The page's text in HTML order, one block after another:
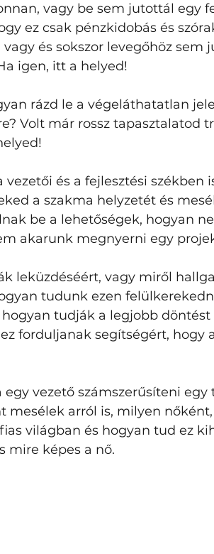
vagy be sem jutottál egy
ez csak pénzkidobás és
és sokszor levegőhöz sem
igen, itt a helyed!
rázd le a végeláthatatlan
Volt már rossz tapasztalatod
és a fejlesztési székben
a szakma helyzetét és
be a lehetőségek, hogyan
akarunk megnyerni egy
leküzdéséért, vagy miről
tudunk ezen
tudják a legjobb döntést
forduljanak segítségért, hogy
vezető számszerűsíteni egy
mesélek arról is, milyen
világban és hogyan tud ez
mire képes a nő.